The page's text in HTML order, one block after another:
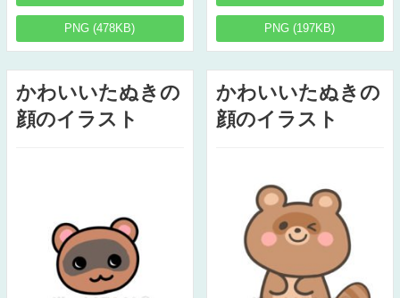
PNG (478KB) PNG (197KB)
かわいいたぬきの
顔のイラスト
かわいいたぬきの
顔のイラスト